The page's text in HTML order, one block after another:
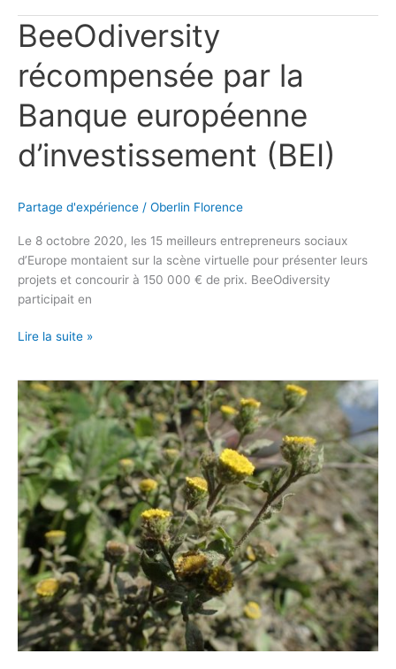
BeeOdiversity
récompensée par la
Banque européenne
d’investissement (BEI)
Partage d'expérience / Oberlin Florence
Le 8 octobre 2020, les 15 meilleurs entrepreneurs sociaux
d’Europe montaient sur la scène virtuelle pour présenter leurs
projets et concourir à 150 000 € de prix. BeeOdiversity
participait en
BeeOdiversity
récompensée
Banque
européenne
d’investissement
(BEI)
Lire la suite »
Belle
(re)découverte
lors
d’une
campagne
de
cartographie
d’habitats